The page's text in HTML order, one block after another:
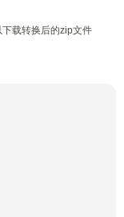
载转换后的zip文件